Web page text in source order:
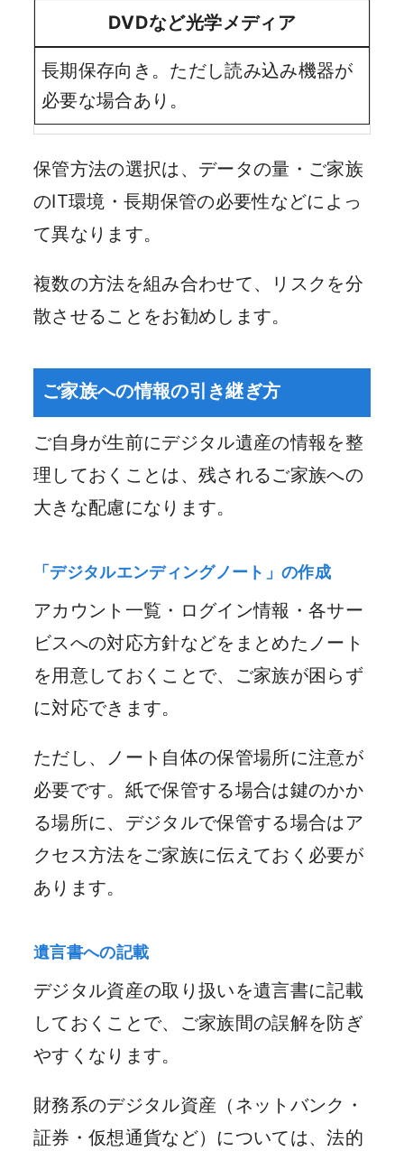
DVDなど光学メディア
長期保存向き。ただし読み込み機器が
必要な場合あり。
保管方法の選択は、データの量・ご家族
のIT環境・長期保管の必要性などによっ
て異なります。
複数の方法を組み合わせて、リスクを分
散させることをお勧めします。
ご家族への情報の引き継ぎ方
ご自身が生前にデジタル遺産の情報を整
理しておくことは、残されるご家族への
大きな配慮になります。
「デジタルエンディングノート」の作成
アカウント一覧・ログイン情報・各サー
ビスへの対応方針などをまとめたノート
を用意しておくことで、ご家族が困らず
に対応できます。
ただし、ノート自体の保管場所に注意が
必要です。紙で保管する場合は鍵のかか
る場所に、デジタルで保管する場合はア
クセス方法をご家族に伝えておく必要が
あります。
遺言書への記載
デジタル資産の取り扱いを遺言書に記載
しておくことで、ご家族間の誤解を防ぎ
やすくなります。
財務系のデジタル資産（ネットバンク・
証券・仮想通貨など）については、法的